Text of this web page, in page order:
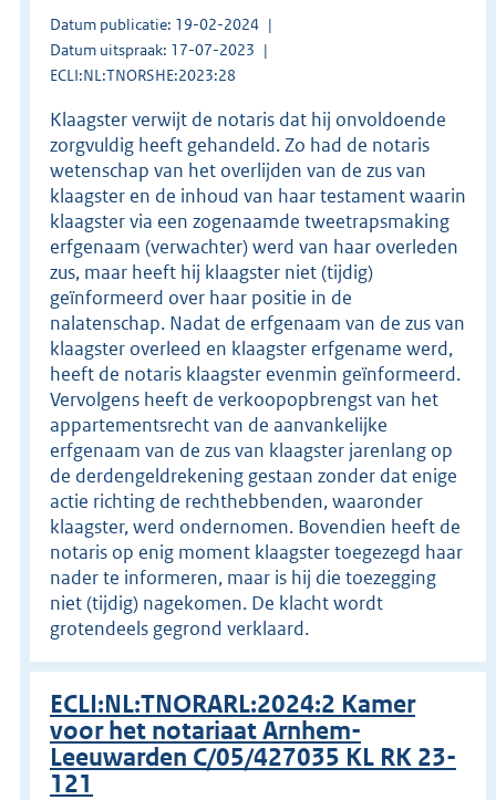
Datum publicatie: 19-02-2024
Datum uitspraak: 17-07-2023
ECLI:NL:TNORSHE:2023:28
Klaagster verwijt de notaris dat hij onvoldoende
zorgvuldig heeft gehandeld. Zo had de notaris
wetenschap van het overlijden van de zus van
klaagster en de inhoud van haar testament waarin
klaagster via een zogenaamde tweetrapsmaking
erfgenaam (verwachter) werd van haar overleden
zus, maar heeft hij klaagster niet (tijdig)
geïnformeerd over haar positie in de
nalatenschap. Nadat de erfgenaam van de zus van
klaagster overleed en klaagster erfgename werd,
heeft de notaris klaagster evenmin geïnformeerd.
Vervolgens heeft de verkoopopbrengst van het
appartementsrecht van de aanvankelijke
erfgenaam van de zus van klaagster jarenlang op
de derdengeldrekening gestaan zonder dat enige
actie richting de rechthebbenden, waaronder
klaagster, werd ondernomen. Bovendien heeft de
notaris op enig moment klaagster toegezegd haar
nader te informeren, maar is hij die toezegging
niet (tijdig) nagekomen. De klacht wordt
grotendeels gegrond verklaard.
ECLI:NL:TNORARL:2024:2 Kamer
voor het notariaat Arnhem-
Leeuwarden C/05/427035 KL RK 23-
121